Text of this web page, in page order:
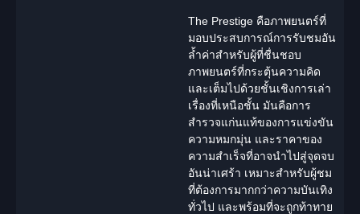
The Prestige คือภาพยนตร์ที่
มอบประสบการณ์การรับชมอัน
ล้ำค่าสำหรับผู้ที่ชื่นชอบ
ภาพยนตร์ที่กระตุ้นความคิด
และเต็มไปด้วยชั้นเชิงการเล่า
เรื่องที่เหนือชั้น มันคือการ
สำรวจแก่นแท้ของการแข่งขัน
ความหมกมุ่น และราคาของ
ความสำเร็จที่อาจนำไปสู่จุดจบ
อันน่าเศร้า เหมาะสำหรับผู้ชม
ที่ต้องการมากกว่าความบันเทิง
ทั่วไป และพร้อมที่จะถูกท้าทาย